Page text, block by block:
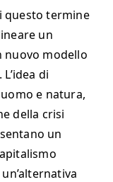
questo termine
un
nuovo modello
di
e natura,
della crisi
un